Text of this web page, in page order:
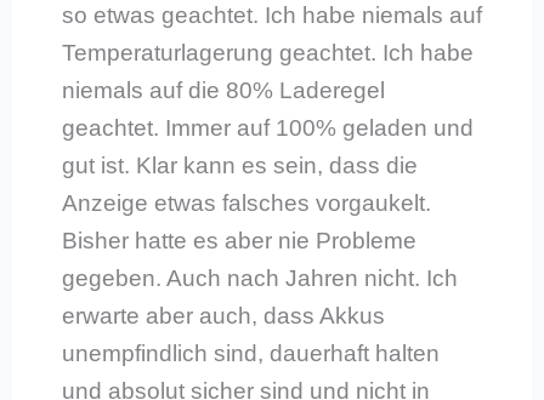
so etwas geachtet. Ich habe niemals auf
Temperaturlagerung geachtet. Ich habe
niemals auf die 80% Laderegel
geachtet. Immer auf 100% geladen und
gut ist. Klar kann es sein, dass die
Anzeige etwas falsches vorgaukelt.
Bisher hatte es aber nie Probleme
gegeben. Auch nach Jahren nicht. Ich
erwarte aber auch, dass Akkus
unempfindlich sind, dauerhaft halten
und absolut sicher sind und nicht in